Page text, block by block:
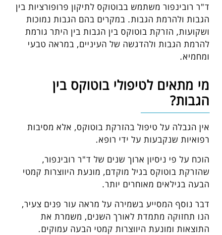
ד"ר רובינפור משתמש בבוטוקס לתיקון פרופורציות בין
הגבות ולהרמת הגבות. במקרים בהם הגבות נמוכות
ושקועות, הזרקת בוטוקס בין הגבות בין היתר גורמת
להרמת הגבות ולהדגשה של העיניים, במראה טבעי
ומחמיא.
מי מתאים לטיפולי בוטוקס בין
הגבות?
אין הגבלה על טיפול בהזרקת בוטוקס, אלא מסיבות
רפואיות שנקבעות על ידי רופא.
הוכח על פי ניסיון ארוך שנים של ד"ר רובינפור,
שהזרקת בוטוקס בגיל מוקדם, מונעת היווצרות קמטי
הבעה בגילאים מאוחרים יותר.
דבר נוסף המסייע בשמירה על מראה עור פנים צעיר,
הנו תחזוקה מתמדת לאורך השנים, משמרת את
התוצאות ומונעת היווצרות קמטי הבעה עמוקים.